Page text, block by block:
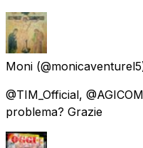
Moni
@TIM_Official,
problema? Grazie